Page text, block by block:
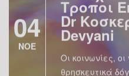
04
ΝΟΕ
Τροποι
Dr
Devyani
Οι κοινωνίες,
θρησκευτικά